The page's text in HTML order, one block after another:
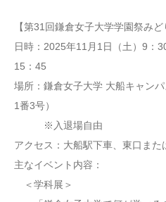
【第31回鎌倉女子大学学園祭みど
日時：2025年11月1日（土）9：
15：45
場所：鎌倉女子大学 大船キャン
1番3号）
※入退場自由
アクセス：大船駅下車、東口また
主なイベント内容：
＜学科展＞